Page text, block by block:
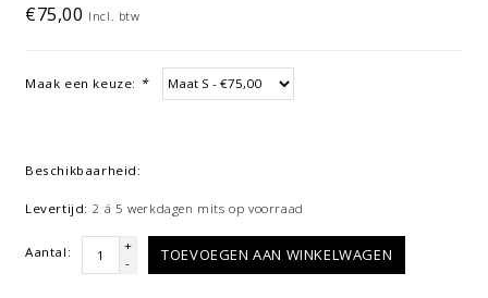
€75,00 Incl. btw
Maak een keuze: *
Beschikbaarheid:
Levertijd: 2 á 5 werkdagen mits op voorraad
Aantal:
+
-
TOEVOEGEN AAN WINKELWAGEN